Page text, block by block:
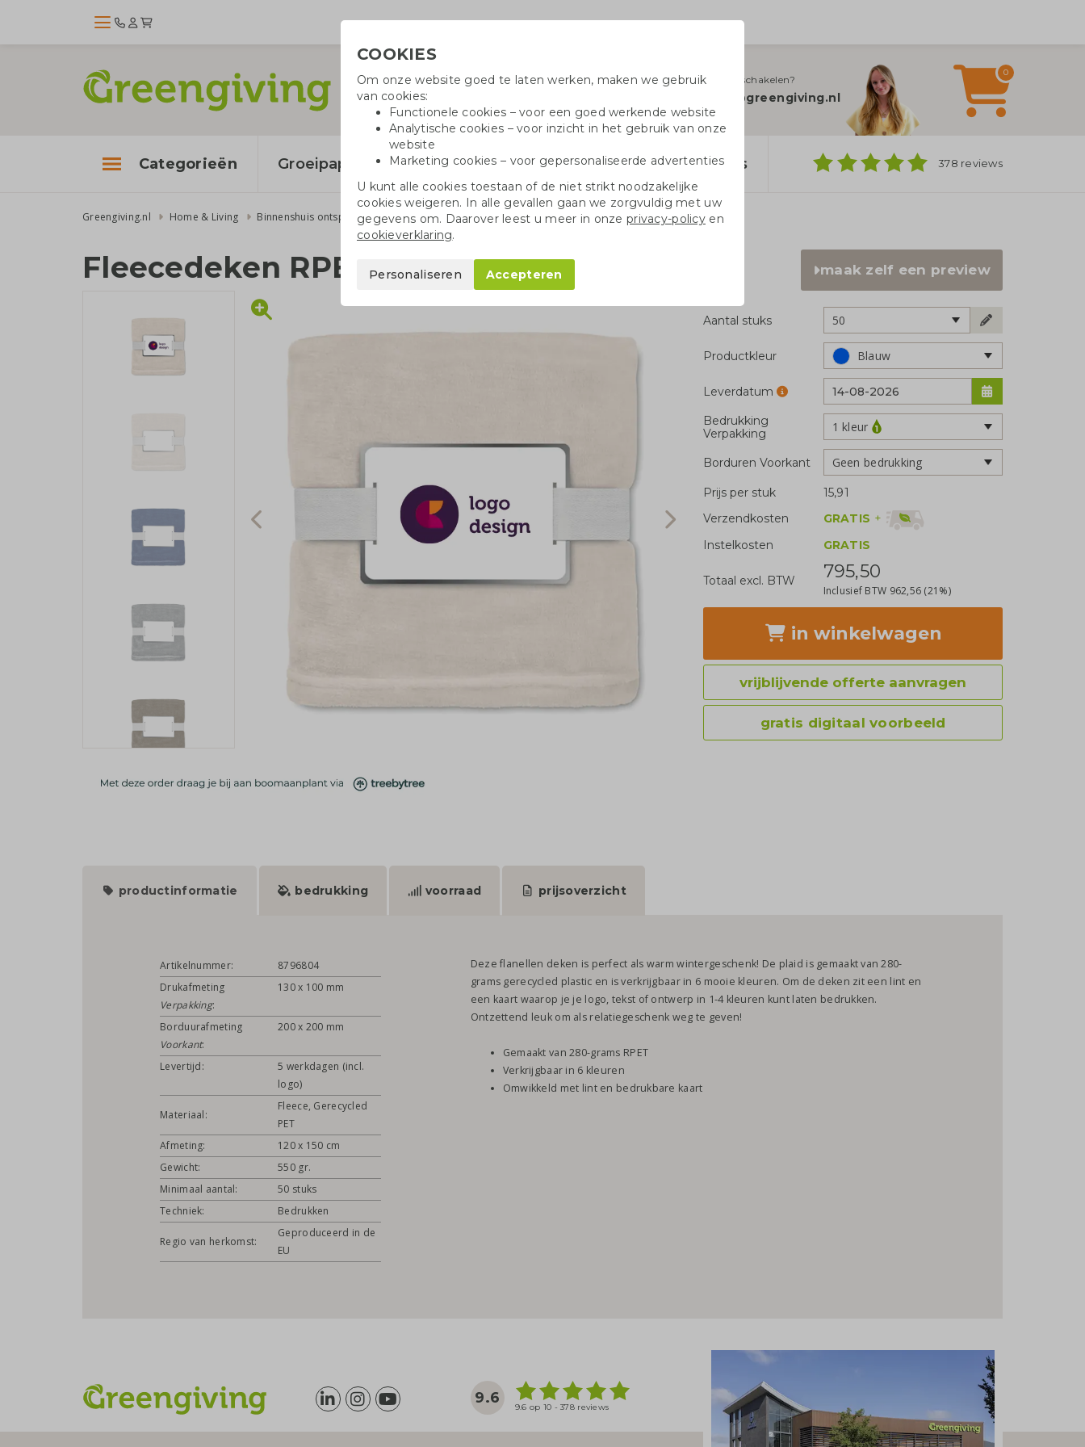
Hulplijn inschakelen?
info@greengiving.nl
0
Categorieën Groeipapier Katoenen tassen Pennen Doppers 378 reviews
Greengiving.nl Home & Living Binnenshuis ontspannen Fleecedeken RPET
Fleecedeken RPET maak zelf een preview
Aantal stuks 50
Productkleur Blauw
Leverdatum
Bedrukking
Verpakking
1 kleur
Borduren Voorkant Geen bedrukking
Prijs per stuk
15,91
Verzendkosten
GRATIS +
Instelkosten
GRATIS
Totaal excl. BTW 795,50
Inclusief BTW 962,56 (21%)
in winkelwagen
vrijblijvende offerte aanvragen
gratis digitaal voorbeeld
productinformatie bedrukking voorraad prijsoverzicht
Artikelnummer:
8796804
Drukafmeting
Verpakking:
130 x 100 mm
Borduurafmeting
Voorkant:
200 x 200 mm
Levertijd:
5 werkdagen (incl.
logo)
Materiaal:
Fleece, Gerecycled
PET
Afmeting:
120 x 150 cm
Gewicht:
550 gr.
Minimaal aantal:
50 stuks
Techniek:
Bedrukken
Regio van herkomst:
Geproduceerd in de
EU
Deze flanellen deken is perfect als warm wintergeschenk! De plaid is gemaakt van 280-
grams gerecycled plastic en is verkrijgbaar in 6 mooie kleuren. Om de deken zit een lint en
een kaart waarop je je logo, tekst of ontwerp in 1-4 kleuren kunt laten bedrukken.
Ontzettend leuk om als relatiegeschenk weg te geven!
Gemaakt van 280-grams RPET
Verkrijgbaar in 6 kleuren
Omwikkeld met lint en bedrukbare kaart
9.6
9.6 op 10 - 378 reviews
COOKIES
Om onze website goed te laten werken, maken we gebruik
van cookies:
Functionele cookies – voor een goed werkende website
Analytische cookies – voor inzicht in het gebruik van onze
website
Marketing cookies – voor gepersonaliseerde advertenties
U kunt alle cookies toestaan of de niet strikt noodzakelijke
cookies weigeren. In alle gevallen gaan we zorgvuldig met uw
gegevens om. Daarover leest u meer in onzeprivacy-policyen
cookieverklaring.
Personaliseren Accepteren